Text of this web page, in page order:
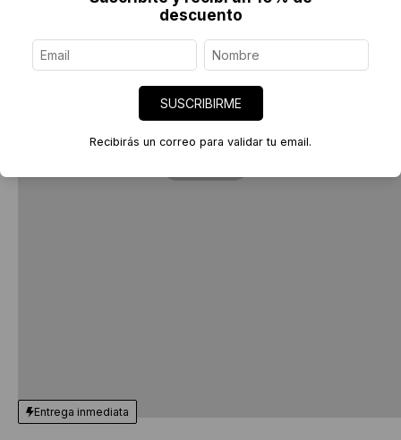
Entrega inmediata
descuento
SUSCRIBIRME
Recibirás un correo para validar tu email.